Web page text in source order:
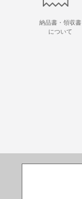
納品書・領収書
について